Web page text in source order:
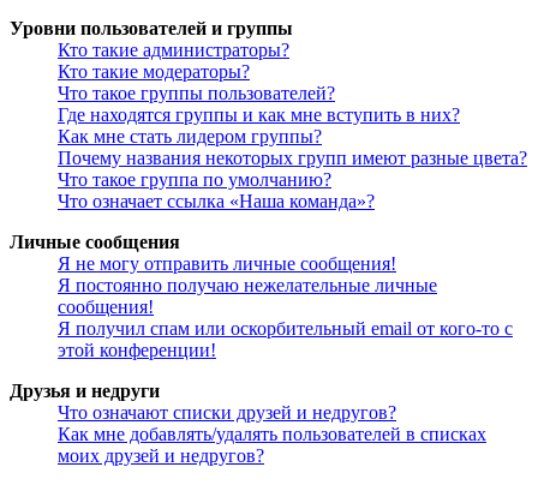
Уровни пользователей и группы
Кто такие администраторы?
Кто такие модераторы?
Что такое группы пользователей?
Где находятся группы и как мне вступить в них?
Как мне стать лидером группы?
Почему названия некоторых групп имеют разные цвета?
Что такое группа по умолчанию?
Что означает ссылка «Наша команда»?
Личные сообщения
Я не могу отправить личные сообщения!
Я постоянно получаю нежелательные личные
сообщения!
Я получил спам или оскорбительный email от кого-то с
этой конференции!
Друзья и недруги
Что означают списки друзей и недругов?
Как мне добавлять/удалять пользователей в списках
моих друзей и недругов?